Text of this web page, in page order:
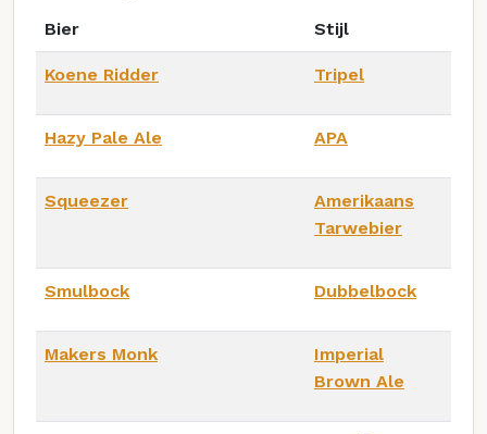
Bier Stijl
Koene Ridder Tripel
Hazy Pale Ale APA
Squeezer
Amerikaans
Tarwebier
Smulbock Dubbelbock
Makers Monk
Imperial
Brown Ale